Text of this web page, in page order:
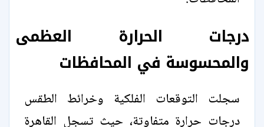
درجات الحرارة العظمى
والمحسوسة في المحافظات
سجلت التوقعات الفلكية وخرائط الطقس
درجات حرارة متفاوتة، حيث تسجل القاهرة